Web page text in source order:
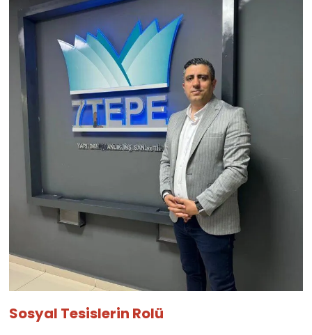
Sosyal Tesislerin Rolü